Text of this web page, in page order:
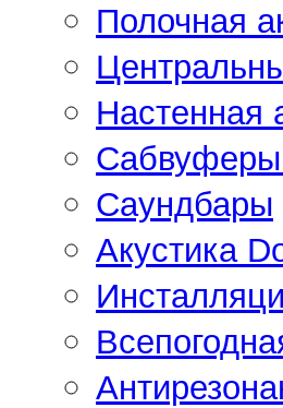
Полочная
Настенная
Сабвуферы
Саундбары
Акустика